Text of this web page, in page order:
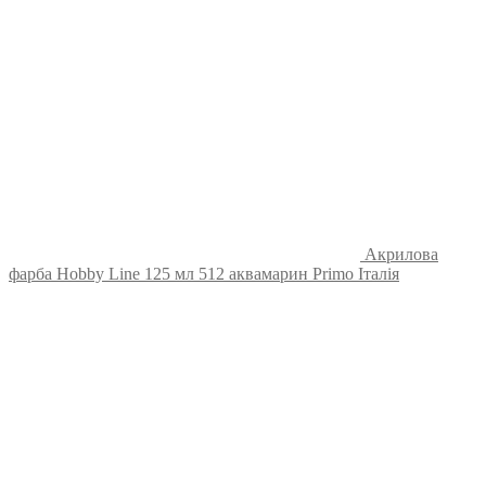
Акрилова
фарба Hobby Line 125 мл 512 аквамарин Primo Італія